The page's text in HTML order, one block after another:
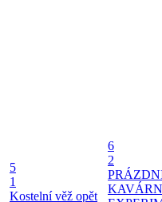
5
1
Kostelní věž opět
6
2